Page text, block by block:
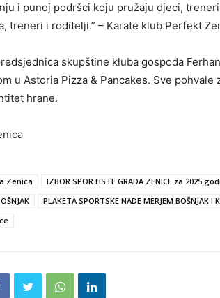
i punoj podršci koju pružaju djeci,
treneri i roditelji.” – Karate klub Perfekt
skupštine kluba gospođa
u Astoria Pizza & Pancakes. Sve
hrane.
Zenica IZBOR SPORTISTE GRADA ZENICE za 2025
PLAKETA SPORTSKE NADE MERJEM BOŠNJAK I